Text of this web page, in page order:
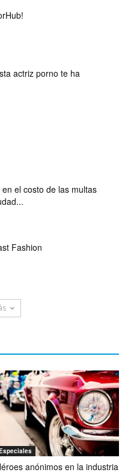
actriz porno te ha
en el costo de las multas
Fashion
anónimos en la industria